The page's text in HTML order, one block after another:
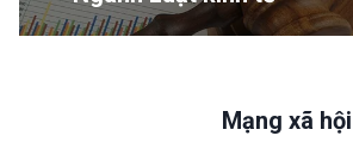
Mạng xã hội